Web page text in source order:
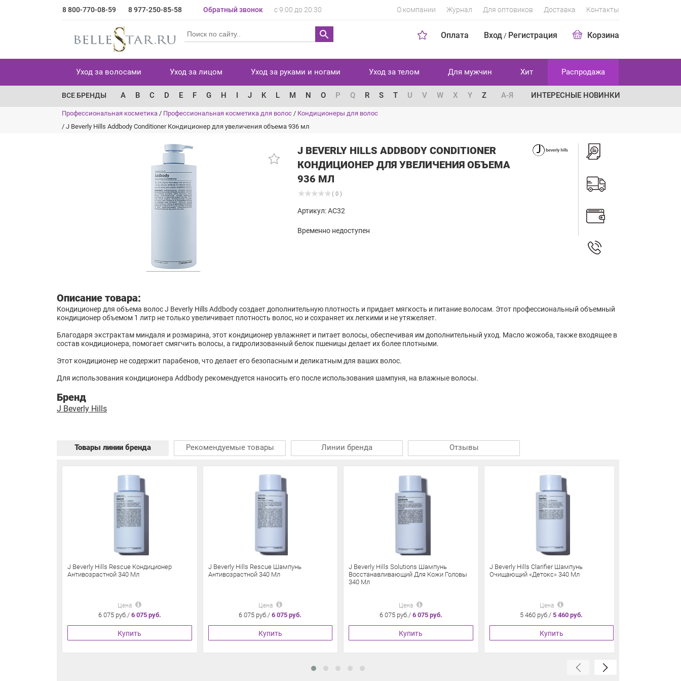
8 800-770-08-59 8 977-250-85-58 Обратный звонок с 9:00 до 20:30 О компании Журнал Для оптовиков Доставка Контакты
Оплата Вход / Регистрация Корзина
Уход за волосами Уход за лицом Уход за руками и ногами Уход за телом Для мужчин Хит Распродажа
ВСЕ БРЕНДЫ A B C D E F G H I J K L M N O P Q R S T U V W X Y Z А-Я ИНТЕРЕСНЫЕ НОВИНКИ
Профессиональная косметика / Профессиональная косметика для волос / Кондиционеры для волос
/ J Beverly Hills Addbody Conditioner Кондиционер для увеличения объема 936 мл
J BEVERLY HILLS ADDBODY CONDITIONER
КОНДИЦИОНЕР ДЛЯ УВЕЛИЧЕНИЯ ОБЪЕМА
936 МЛ
( 0 )
Артикул: AC32
Временно недоступен
Описание товара:
Кондиционер для объема волос J Beverly Hills Addbody создает дополнительную плотность и придает мягкость и питание волосам. Этот профессиональный объемный
кондиционер объемом 1 литр не только увеличивает плотность волос, но и сохраняет их легкими и не утяжеляет.
Благодаря экстрактам миндаля и розмарина, этот кондиционер увлажняет и питает волосы, обеспечивая им дополнительный уход. Масло жожоба, также входящее в
состав кондиционера, помогает смягчить волосы, а гидролизованный белок пшеницы делает их более плотными.
Этот кондиционер не содержит парабенов, что делает его безопасным и деликатным для ваших волос.
Для использования кондиционера Addbody рекомендуется наносить его после использования шампуня, на влажные волосы.
Бренд
J Beverly Hills
Товары линии бренда Рекомендуемые товары Линии бренда Отзывы
J Beverly Hills Rescue Кондиционер
Антивозрастной 340 Мл
Цена
6 075 руб./ 6 075 руб.
Купить
J Beverly Hills Rescue Шампунь
Антивозрастной 340 Мл
Цена
6 075 руб./6 075 руб.
Купить
J Beverly Hills Solutions Шампунь
Восстанавливающий Для Кожи Головы
340 Мл
Цена
6 075 руб./ 6 075 руб.
Купить
J Beverly Hills Clarifier Шампунь
Очищающий «Детокс» 340 Мл
Цена
5 460 руб./5 460 руб.
Купить